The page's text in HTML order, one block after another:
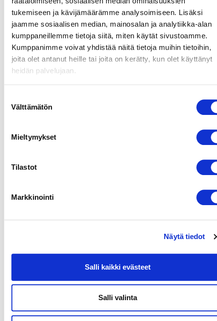
tukemiseen ja kävijämäärämme analysoimiseen. Lisäksi
jaamme sosiaalisen median, mainosalan ja analytiikka-alan
kumppaneillemme tietoja siitä, miten käytät sivustoamme.
Kumppanimme voivat yhdistää näitä tietoja muihin tietoihin,
joita olet antanut heille tai joita on kerätty, kun olet käyttänyt
heidän palvelujaan.
valinta
Välttämätön
Mieltymykset
Tilastot
Markkinointi
Näytä tiedot
Salli kaikki evästeet
Salli valinta
ilmanvaihtoyksiköiden
tulo- ja
poistoilmanvaihdossa.
Koska suurin
osa
paineenmuodostuksesta
tapahtuu
juoksupyörässä,
Näitä
keskusilmastointilaitteissa
tai
ilmanvaihtojärjestelmissä.